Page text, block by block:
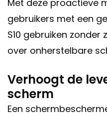
Met deze proactieve
gebruikers met een
S10 gebruiken
over onherstelbare
Verhoogt de
scherm
Een